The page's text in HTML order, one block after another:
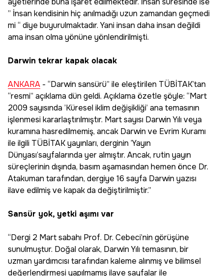
” İnsan kendisinin hiç anılmadığı uzun zamandan geçmedi
mi “ diye buyurulmaktadır. Yani insan daha insan değildi
ama insan olma yönüne yönlendirilmişti.
Darwin tekrar kapak olacak
ANKARA - “Darwin sansürü” ile eleştirilen TÜBİTAK’tan
“resmi” açıklama dün geldi. Açıklama özetle şöyle: “Mart
2009 sayısında ’Küresel iklim değişikliği’ ana temasının
işlenmesi kararlaştırılmıştır. Mart sayısı Darwin Yılı veya
kuramına hasredilmemiş, ancak Darwin ve Evrim Kuramı
ile ilgili TÜBİTAK yayınları, derginin ’Yayın
Dünyası’sayfalarında yer almıştır. Ancak, rutin yayın
süreçlerinin dışında, basım aşamasından hemen önce Dr.
Atakuman tarafından, dergiye 16 sayfa Darwin yazısı
ilave edilmiş ve kapak da değiştirilmiştir.”
Sansür yok, yetki aşımı var
“Dergi 2 Mart sabahı Prof. Dr. Cebeci’nin görüşüne
sunulmuştur. Doğal olarak, Darwin Yılı temasının, bir
uzman yardımcısı tarafından kaleme alınmış ve bilimsel
değerlendirmesi yapılmamış ilave sayfalar ile